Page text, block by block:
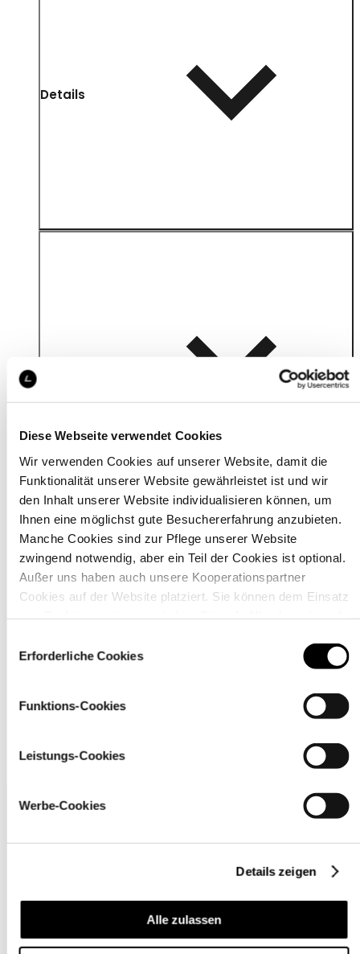
Diese Webseite verwendet Cookies
Wir verwenden Cookies auf unserer Website, damit die
Funktionalität unserer Website gewährleistet ist und wir
den Inhalt unserer Website individualisieren können, um
Ihnen eine möglichst gute Besuchererfahrung anzubieten.
Manche Cookies sind zur Pflege unserer Website
zwingend notwendig, aber ein Teil der Cookies ist optional.
Außer uns haben auch unsere Kooperationspartner
Cookies auf der Website platziert. Sie können dem Einsatz
über den Link „Cookie-Einstellungen
Erforderliche Cookies
Funktions-Cookies
Leistungs-Cookies
Werbe-Cookies
Details zeigen
Alle zulassen
Details
Pflegehinweise